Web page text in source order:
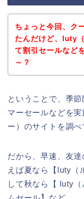
ちょっと今回、ク
たんだけど、luty
て割引セールなど
～？
ということで、季
マーセールなどを
ー）のサイトを調べ
だから、早速、友
えば夏なら【luty（
して秋なら【 luty